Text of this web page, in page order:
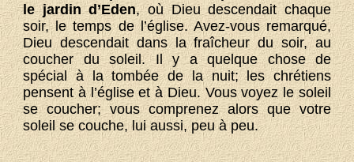
le jardin d’Eden, où Dieu descendait chaque
soir, le temps de l’église. Avez-vous remarqué,
Dieu descendait dans la fraîcheur du soir, au
coucher du soleil. Il y a quelque chose de
spécial à la tombée de la nuit; les chrétiens
pensent à l’église et à Dieu. Vous voyez le soleil
se coucher; vous comprenez alors que votre
soleil se couche, lui aussi, peu à peu.